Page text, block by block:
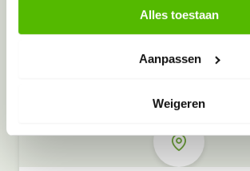
Alles toestaan
Aanpassen
Weigeren
Meer inzamelpunten in de buurt
inzamelpunten in het
ook in jouw buurt.